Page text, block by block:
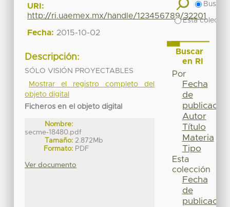
URI:
http://ri.uaemex.mx/handle/123456789/32201
Fecha: 2015-10-02
Descripción:
SÓLO VISIÓN PROYECTABLES
Mostrar el registro completo del
objeto digital
Ficheros en el objeto digital
Nombre:
secme-18480.pdf
Tamaño: 2.872Mb
Formato: PDF
Ver documento
Buscar
Esta
Buscar
en RI
Por
Fecha
de
publicación
Autor
Título
Materia
Tipo
Esta
colección
Fecha
de
publicación